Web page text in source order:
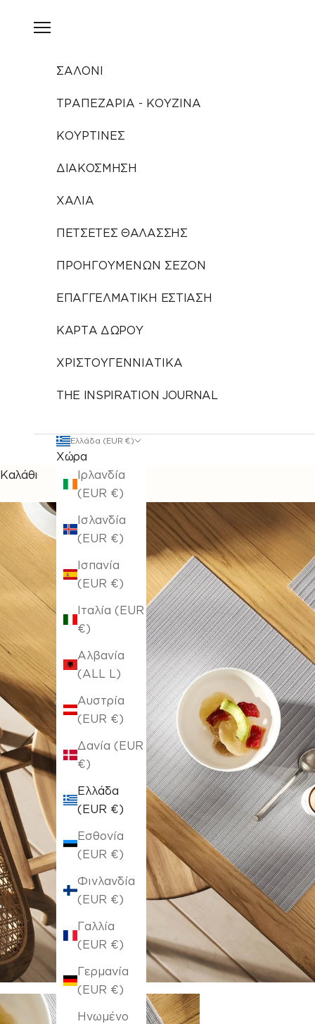
Άνοιγμα μενού πλοήγησης
ΣΑΛΟΝΙ
ΤΡΑΠΕΖΑΡΙΑ - ΚΟΥΖΙΝΑ
ΚΟΥΡΤΙΝΕΣ
ΔΙΑΚΟΣΜΗΣΗ
ΧΑΛΙΑ
ΠΕΤΣΕΤΕΣ ΘΑΛΑΣΣΗΣ
ΠΡΟΗΓΟΥΜΕΝΩΝ ΣΕΖΟΝ
ΕΠΑΓΓΕΛΜΑΤΙΚΗ ΕΣΤΙΑΣΗ
ΚΑΡΤΑ ΔΩΡΟΥ
ΧΡΙΣΤΟΥΓΕΝΝΙΑΤΙΚΑ
THE INSPIRATION JOURNAL
Ελλάδα (EUR €)
Χώρα
Ιρλανδία
(EUR €)
Ισλανδία
(EUR €)
Ισπανία
(EUR €)
Ιταλία (EUR
€)
Αλβανία
(ALL L)
Αυστρία
(EUR €)
Δανία (EUR
€)
Ελλάδα
(EUR €)
Εσθονία
(EUR €)
Φινλανδία
(EUR €)
Γαλλία
(EUR €)
Γερμανία
(EUR €)
Ηνωμένο
Καλάθι